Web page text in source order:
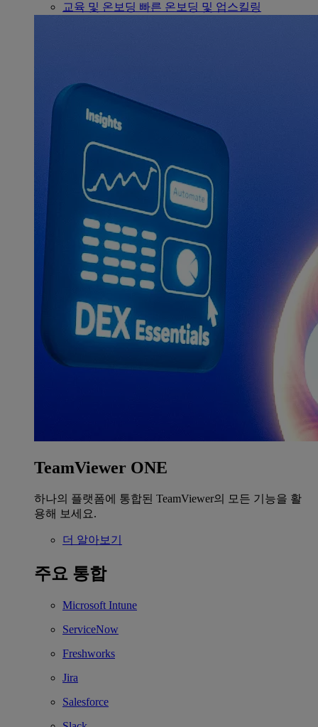
교육 및 온보딩 빠른 온보딩 및 업스킬링
TeamViewer ONE
하나의 플랫폼에 통합된 TeamViewer의 모든 기능을 활
용해 보세요.
더 알아보기
주요 통합
Microsoft Intune
ServiceNow
Freshworks
Jira
Salesforce